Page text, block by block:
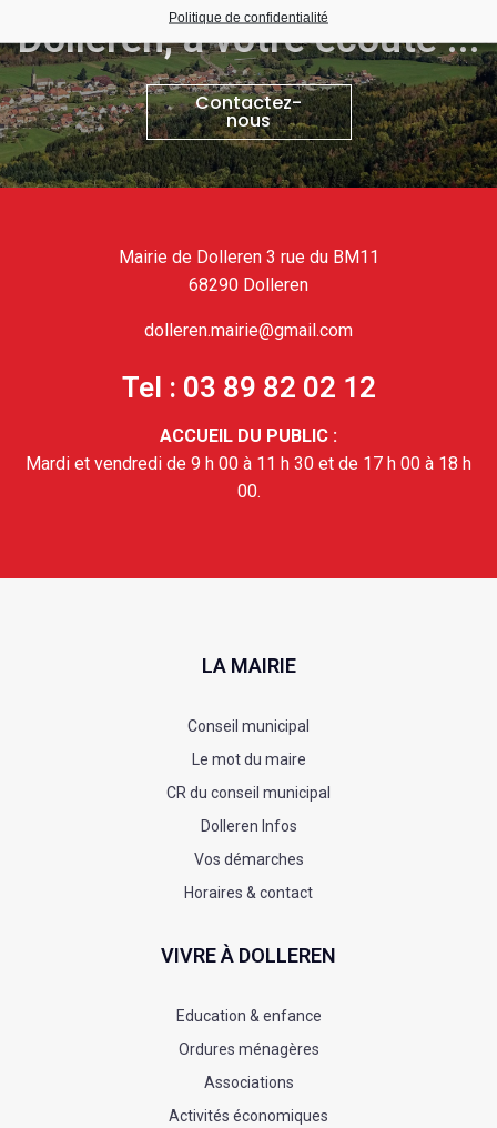
Politique de confidentialité
Dolleren, à votre écoute ...
Contactez-
nous
Mairie de Dolleren 3 rue du BM11
68290 Dolleren
dolleren.mairie@gmail.com
Tel : 03 89 82 02 12
ACCUEIL DU PUBLIC :
Mardi et vendredi de 9 h 00 à 11 h 30 et de 17 h 00 à 18 h
00.
LA MAIRIE
Conseil municipal
Le mot du maire
CR du conseil municipal
Dolleren Infos
Vos démarches
Horaires & contact
VIVRE À DOLLEREN
Education & enfance
Ordures ménagères
Associations
Activités économiques